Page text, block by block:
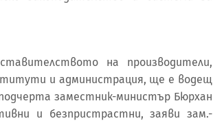
на производители,
и администрация, ще е водещ
заместник-министър Бюрхан
и безпристрастни, заяви зам.-